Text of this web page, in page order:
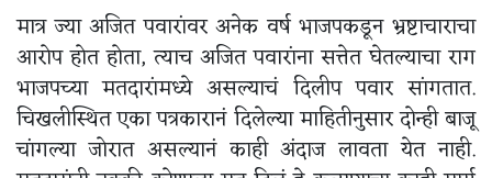
मात्र ज्या अजित पवारांवर अनेक वर्ष भाजपकडून भ्रष्टाचाराचा
आरोप होत होता, त्याच अजित पवारांना सत्तेत घेतल्याचा राग
भाजपच्या मतदारांमध्ये असल्याचं दिलीप पवार सांगतात.
चिखलीस्थित एका पत्रकारानं दिलेल्या माहितीनुसार दोन्ही बाजू
चांगल्या जोरात असल्यानं काही अंदाज लावता येत नाही.